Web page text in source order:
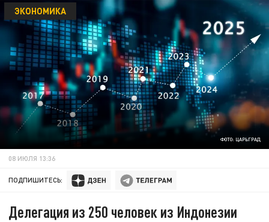
ФОТО: ЦАРЬГРАД
ЭКОНОМИКА
08 ИЮЛЯ 13:36
ПОДПИШИТЕСЬ:
Делегация из 250 человек из Индонезии